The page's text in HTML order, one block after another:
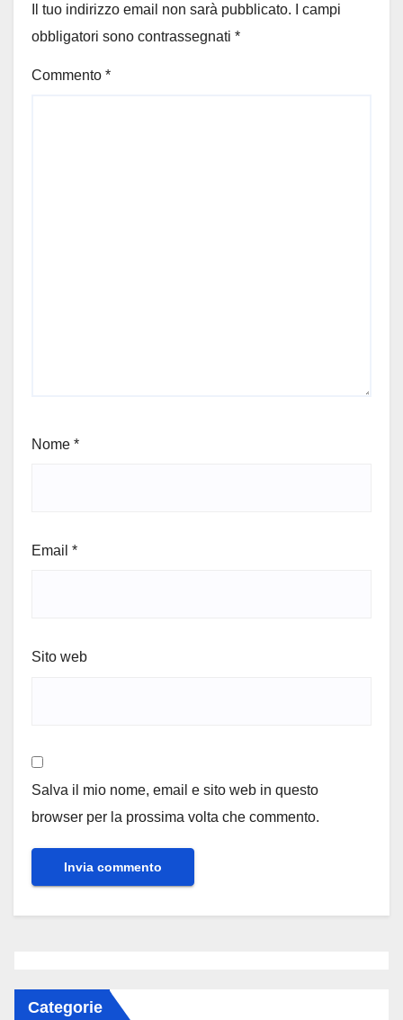
Il tuo indirizzo email non sarà pubblicato.
I campi
obbligatori sono contrassegnati *
Commento *
Nome *
Email *
Sito web
Salva il mio nome, email e sito web in questo
browser per la prossima volta che commento.
Categorie